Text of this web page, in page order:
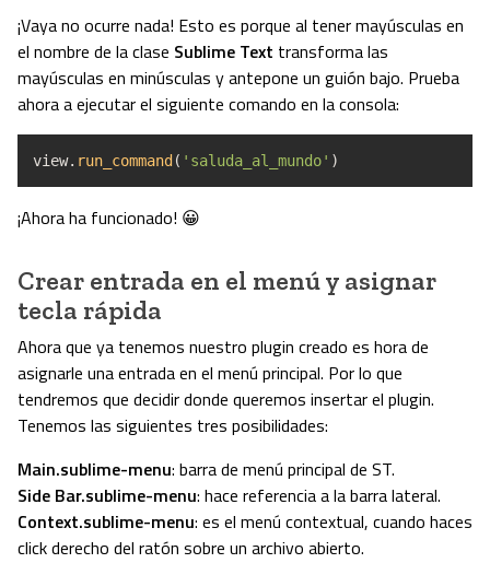
¡Vaya no ocurre nada! Esto es porque al tener mayúsculas en
el nombre de la clase Sublime Text transforma las
mayúsculas en minúsculas y antepone un guión bajo. Prueba
ahora a ejecutar el siguiente comando en la consola:
view. run_command ( 'saluda_al_mundo' )
¡Ahora ha funcionado! 😀
Crear entrada en el menú y asignar
tecla rápida
Ahora que ya tenemos nuestro plugin creado es hora de
asignarle una entrada en el menú principal. Por lo que
tendremos que decidir donde queremos insertar el plugin.
Tenemos las siguientes tres posibilidades:
Main.sublime-menu: barra de menú principal de ST.
Side Bar.sublime-menu: hace referencia a la barra lateral.
Context.sublime-menu: es el menú contextual, cuando haces
click derecho del ratón sobre un archivo abierto.